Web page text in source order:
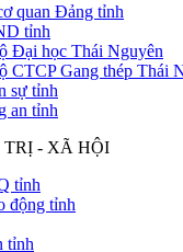
quan Đảng tỉnh
tỉnh
Đại học Thái Nguyên
CTCP Gang thép Thái
sự tỉnh
an tỉnh
TRỊ - XÃ HỘI
tỉnh
động tỉnh
tỉnh